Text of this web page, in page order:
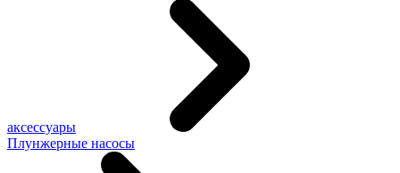
аксессуары
Плунжерные насосы